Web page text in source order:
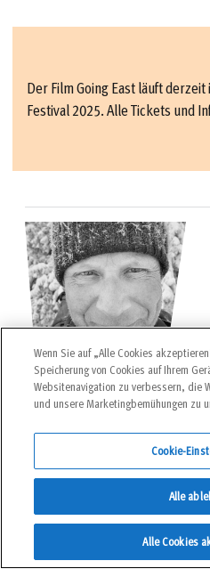
Der Film Going East läuft
Festival 2025. Alle Tickets und
Claus Lochbihler (geb. 1969), Journalist aus
kältesten Erinnerungen: ein winterliches Frühlings-
der Palon de la Mare im Föhnsturm, wo es am Gipfel
geholfen hat.
Wenn Sie auf „Alle Cookies
Speicherung von Cookies auf Ihrem
Websitenavigation zu verbessern, die
und unsere Marketingbemühungen zu
Cookie-
Alle
Alle Cookies